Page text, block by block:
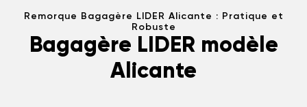
Remorque Bagagère LIDER Alicante : Pratique et
Robuste
Bagagère LIDER modèle
Alicante